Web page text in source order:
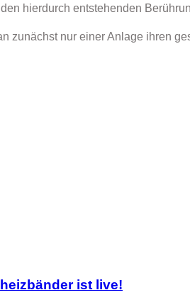
hierdurch entstehenden
zunächst nur einer Anlage ihren
ist live!